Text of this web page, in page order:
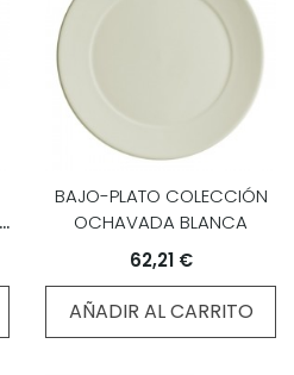
BAJO-PLATO COLECCIÓN
OCHAVADA BLANCA
62,21 €
AÑADIR AL CARRITO